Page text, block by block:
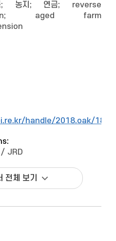
득; 농지; 연금; reverse
aged farm
handle/2018.oak/
/ JRD
전체 보기